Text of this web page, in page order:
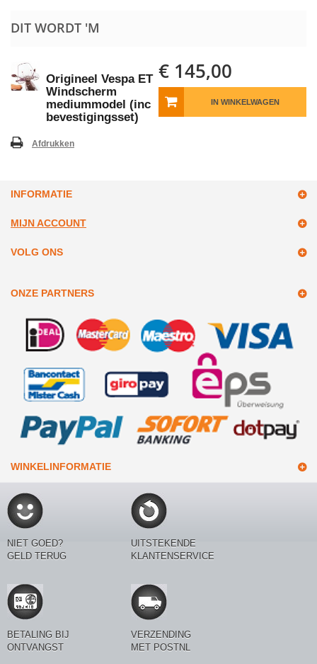
DIT WORDT 'M
Origineel Vespa ET
Windscherm
mediummodel (inc
bevestigingsset)
€ 145,00
IN WINKELWAGEN
Afdrukken
INFORMATIE
MIJN ACCOUNT
VOLG ONS
ONZE PARTNERS
WINKELINFORMATIE
NIET GOED?
GELD TERUG
UITSTEKENDE
KLANTENSERVICE
BETALING BIJ
ONTVANGST
VERZENDING
MET POSTNL